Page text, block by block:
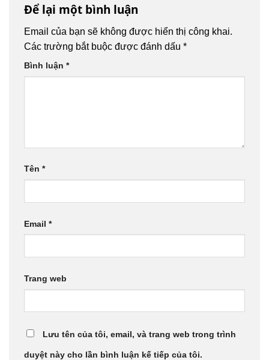
Để lại một bình luận
Email của bạn sẽ không được hiển thị công khai.
Các trường bắt buộc được đánh dấu *
Bình luận *
Tên *
Email *
Trang web
Lưu tên của tôi, email, và trang web trong trình
duyệt này cho lần bình luận kế tiếp của tôi.